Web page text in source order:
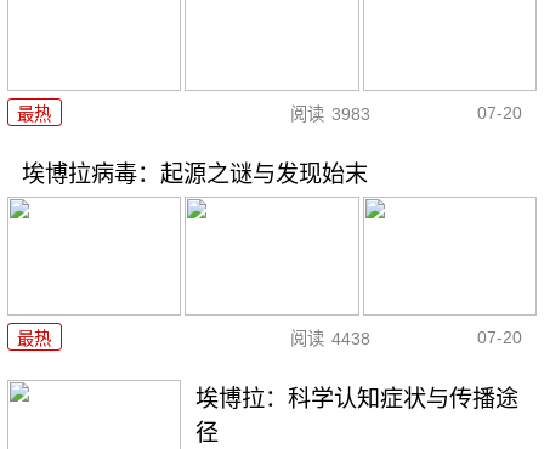
最热 阅读 3983 07-20
埃博拉病毒：起源之谜与发现始末
最热 阅读 4438 07-20
埃博拉：科学认知症状与传播途
径